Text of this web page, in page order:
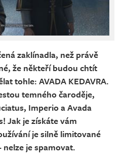
zaklínadla, než právě
že někteří budou chtít
tohle: AVADA KEDAVRA.
temného čaroděje,
Imperio a Avada
Jak je získáte vám
je silně limitované
je spamovat.